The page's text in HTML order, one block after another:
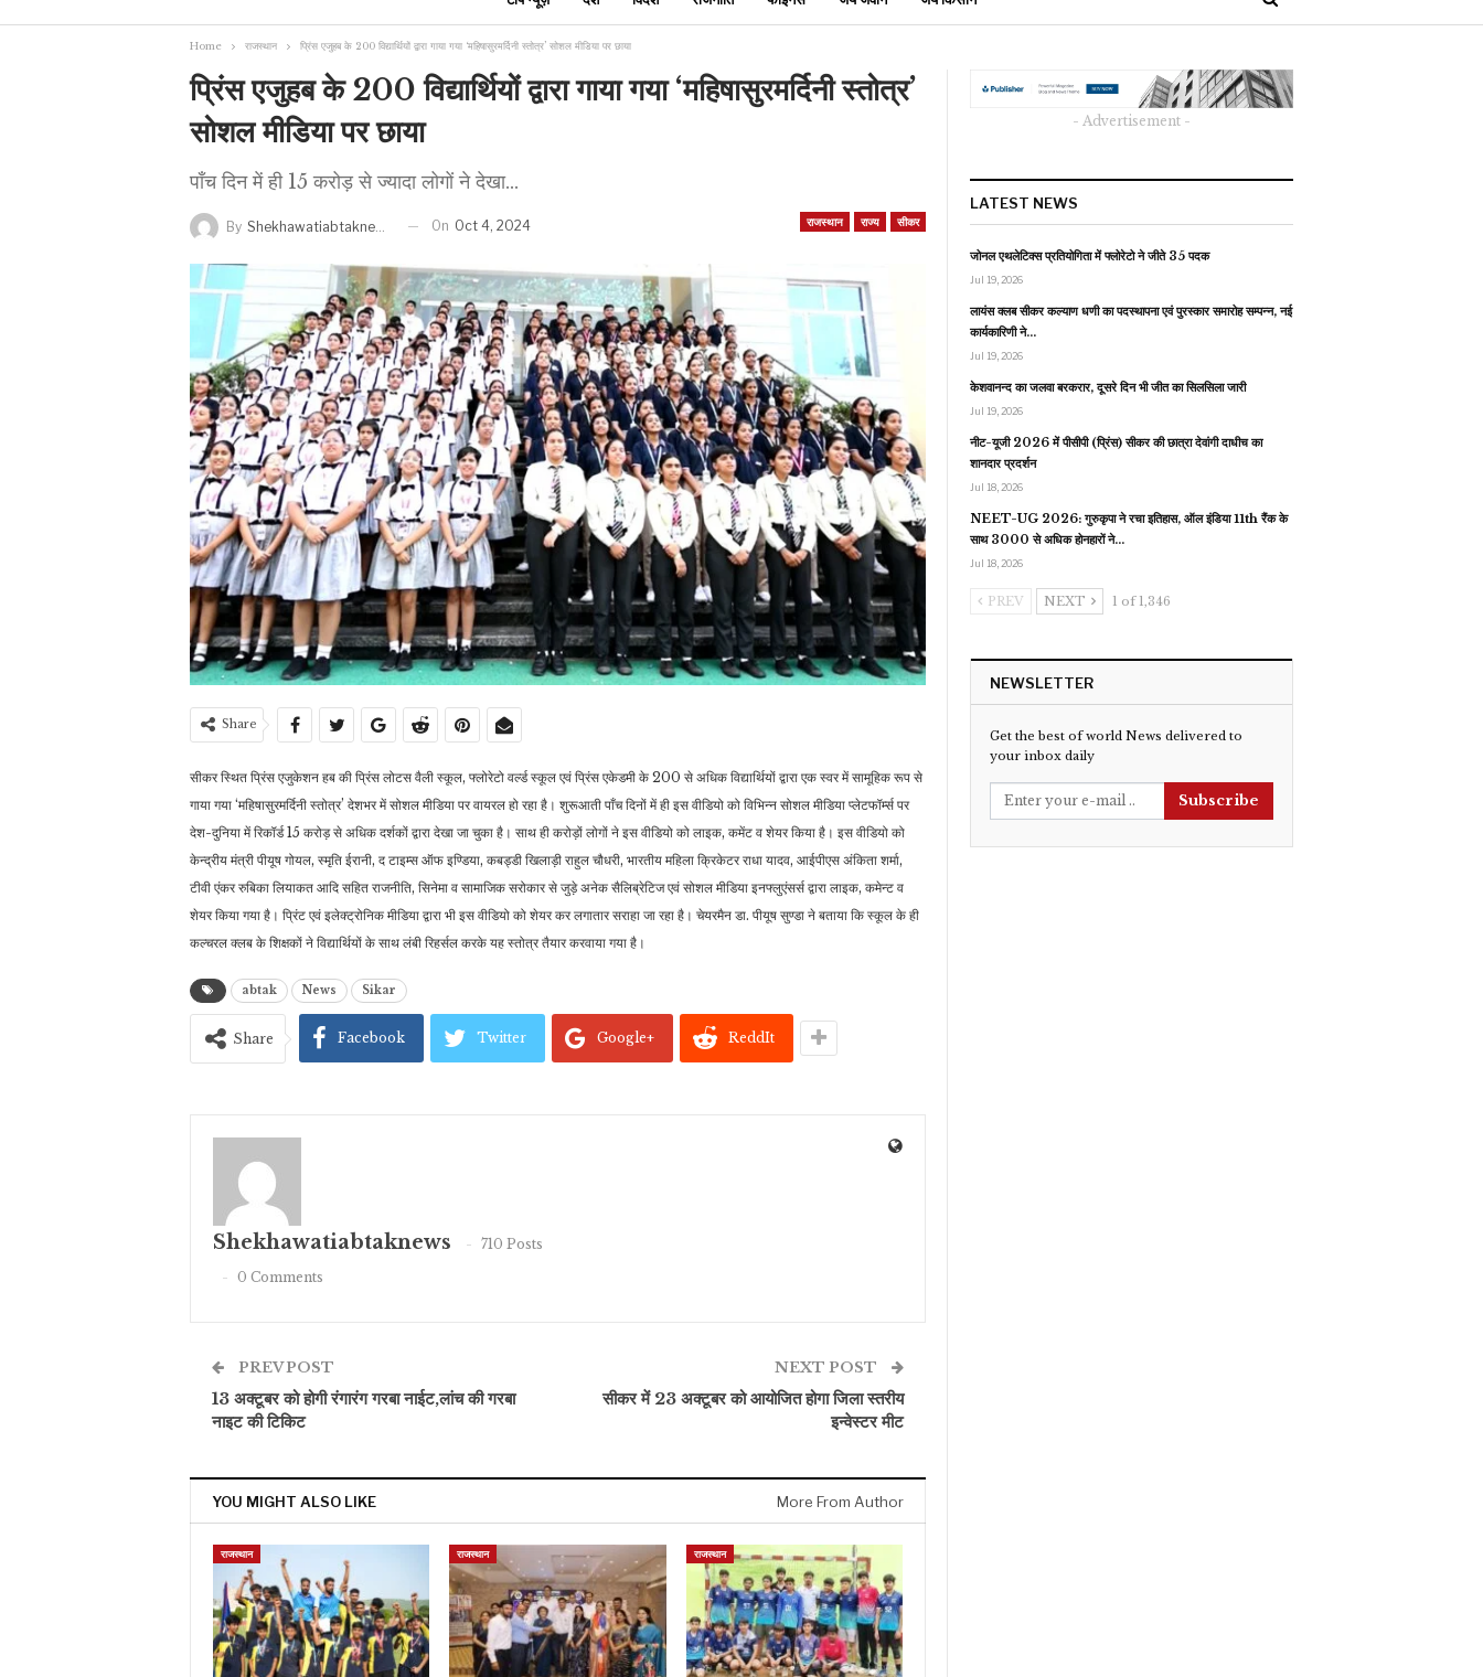
Home राजस्थान प्रिंस एजुहब के 200 विद्यार्थियों द्वारा गाया गया ‘महिषासुरमर्दिनी स्तोत्र’ सोशल मीडिया पर छाया
प्रिंस एजुहब के 200 विद्यार्थियों द्वारा गाया गया ‘महिषासुरमर्दिनी स्तोत्र’
सोशल मीडिया पर छाया
पाँच दिन में ही 15 करोड़ से ज्यादा लोगों ने देखा...
राजस्थान राज्य सीकर
By Shekhawatiabtaknews On Oct 4, 2024
Share
सीकर स्थित प्रिंस एजुकेशन हब की प्रिंस लोटस वैली स्कूल, फ्लोरेटो वर्ल्ड स्कूल एवं प्रिंस एकेडमी के 200 से अधिक विद्यार्थियों द्वारा एक स्वर में सामूहिक रूप से
गाया गया ‘महिषासुरमर्दिनी स्तोत्र’ देशभर में सोशल मीडिया पर वायरल हो रहा है। शुरूआती पाँच दिनों में ही इस वीडियो को विभिन्न सोशल मीडिया प्लेटफॉर्म्स पर
देश-दुनिया में रिकॉर्ड 15 करोड़ से अधिक दर्शकों द्वारा देखा जा चुका है। साथ ही करोड़ों लोगों ने इस वीडियो को लाइक, कमेंट व शेयर किया है। इस वीडियो को
केन्द्रीय मंत्री पीयूष गोयल, स्मृति ईरानी, द टाइम्स ऑफ इण्डिया, कबड्डी खिलाड़ी राहुल चौधरी, भारतीय महिला क्रिकेटर राधा यादव, आईपीएस अंकिता शर्मा,
टीवी एंकर रुबिका लियाकत आदि सहित राजनीति, सिनेमा व सामाजिक सरोकार से जुड़े अनेक सैलिब्रेटिज एवं सोशल मीडिया इनफ्लुएंसर्स द्वारा लाइक, कमेन्ट व
शेयर किया गया है। प्रिंट एवं इलेक्ट्रोनिक मीडिया द्वारा भी इस वीडियो को शेयर कर लगातार सराहा जा रहा है। चेयरमैन डा. पीयूष सुण्डा ने बताया कि स्कूल के ही
कल्चरल क्लब के शिक्षकों ने विद्यार्थियों के साथ लंबी रिहर्सल करके यह स्तोत्र तैयार करवाया गया है।
abtak News Sikar
Share Facebook Twitter Google+ ReddIt
Shekhawatiabtaknews
710 Posts
0 Comments
PREV POST
13 अक्टूबर को होगी रंगारंग गरबा नाईट,लांच की गरबा
नाइट की टिकिट
NEXT POST
सीकर में 23 अक्टूबर को आयोजित होगा जिला स्तरीय
इन्वेस्टर मीट
YOU MIGHT ALSO LIKE More From Author
राजस्थान राजस्थान राजस्थान
- Advertisement -
LATEST NEWS
जोनल एथलेटिक्स प्रतियोगिता में फ्लोरेटो ने जीते 35 पदक
Jul 19, 2026
लायंस क्लब सीकर कल्याण धणी का पदस्थापना एवं पुरस्कार समारोह सम्पन्न, नई
कार्यकारिणी ने…
Jul 19, 2026
केशवानन्द का जलवा बरकरार, दूसरे दिन भी जीत का सिलसिला जारी
Jul 19, 2026
नीट-यूजी 2026 में पीसीपी (प्रिंस) सीकर की छात्रा देवांगी दाधीच का
शानदार प्रदर्शन
Jul 18, 2026
NEET-UG 2026: गुरुकृपा ने रचा इतिहास, ऑल इंडिया 11th रैंक के
साथ 3000 से अधिक होनहारों ने…
Jul 18, 2026
PREV NEXT 1 of 1,346
NEWSLETTER
Get the best of world News delivered to
your inbox daily
Subscribe